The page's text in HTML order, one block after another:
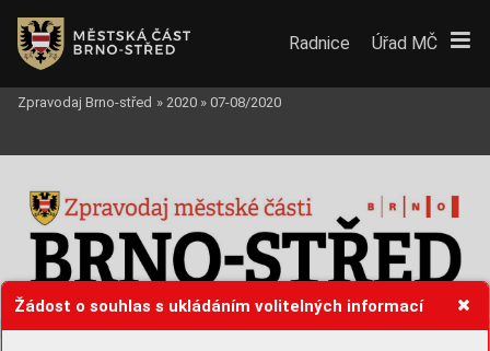
Žádost o souhlas s ukládáním volitelných informací
Radnice Úřad MČ
Zpravodaj Brno-střed » 2020 » 07-08/2020